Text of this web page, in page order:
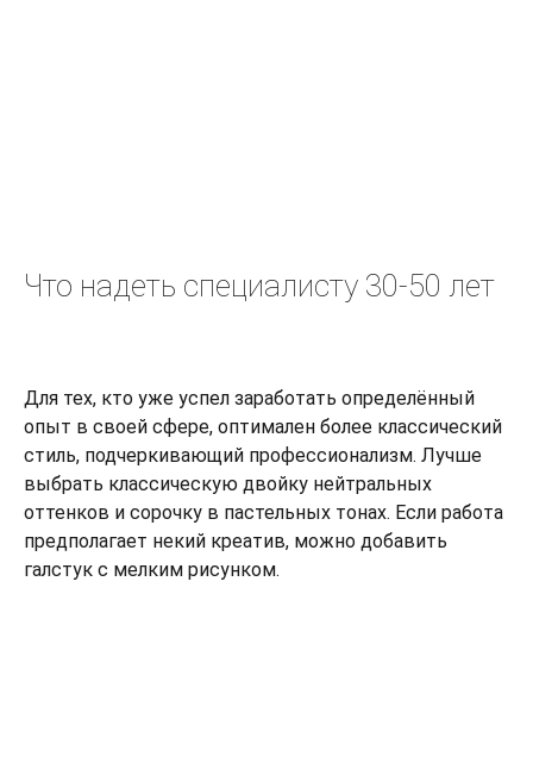
Что надеть специалисту 30-50 лет
Для тех, кто уже успел заработать определённый
опыт в своей сфере, оптимален более классический
стиль, подчеркивающий профессионализм. Лучше
выбрать классическую двойку нейтральных
оттенков и сорочку в пастельных тонах. Если работа
предполагает некий креатив, можно добавить
галстук с мелким рисунком.